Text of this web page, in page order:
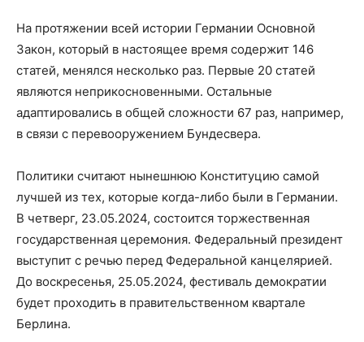
На протяжении всей истории Германии Основной
Закон, который в настоящее время содержит 146
статей, менялся несколько раз. Первые 20 статей
являются неприкосновенными. Остальные
адаптировались в общей сложности 67 раз, например,
в связи с перевооружением Бундесвера.
Политики считают нынешнюю Конституцию самой
лучшей из тех, которые когда-либо были в Германии.
В четверг, 23.05.2024, состоится торжественная
государственная церемония. Федеральный президент
выступит с речью перед Федеральной канцелярией.
До воскресенья, 25.05.2024, фестиваль демократии
будет проходить в правительственном квартале
Берлина.